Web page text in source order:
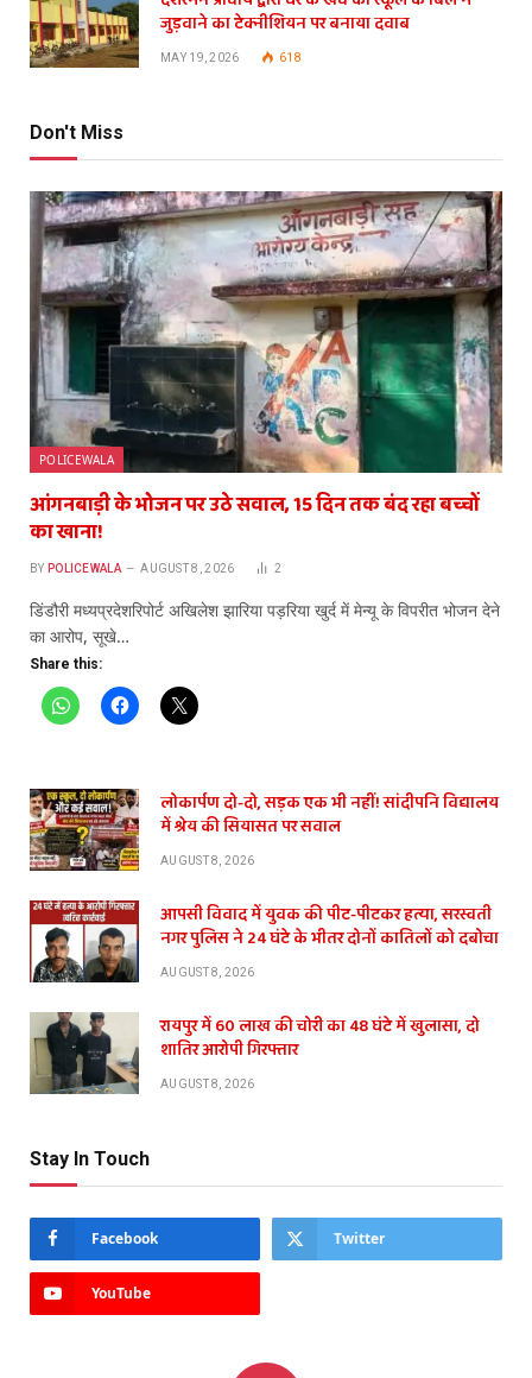
जुड़वाने का टेक्नीशियन पर बनाया दवाब
MAY 19, 2026 618
Don't Miss
POLICEWALA
आंगनबाड़ी के भोजन पर उठे सवाल, 15 दिन तक बंद रहा बच्चों
का खाना!
BY POLICEWALA AUGUST 8, 2026 2
डिंडौरी मध्यप्रदेशरिपोर्ट अखिलेश झारिया पड़रिया खुर्द में मेन्यू के विपरीत भोजन देने
का आरोप, सूखे…
Share this:
लोकार्पण दो-दो, सड़क एक भी नहीं! सांदीपनि विद्यालय
में श्रेय की सियासत पर सवाल
AUGUST 8, 2026
आपसी विवाद में युवक की पीट-पीटकर हत्या, सरस्वती
नगर पुलिस ने 24 घंटे के भीतर दोनों कातिलों को दबोचा
AUGUST 8, 2026
रायपुर में 60 लाख की चोरी का 48 घंटे में खुलासा, दो
शातिर आरोपी गिरफ्तार
AUGUST 8, 2026
Stay In Touch
Facebook Twitter
YouTube